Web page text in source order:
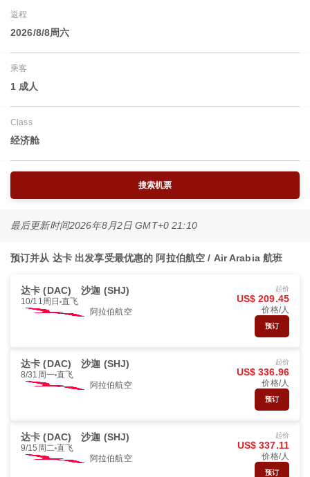
返程
2026/8/8周六
乘客
1 成人
Class
经济舱
搜索机票
最后更新时间2026年8月2日 GMT+0 21:10
预订并从 达卡 出发享受最优惠的 阿拉伯航空 / Air Arabia 航班
达卡 (DAC) 沙迦 (SHJ)
10/11周日 直飞
阿拉伯航空
起价
US$ 209.45
价格/人
预订
达卡 (DAC) 沙迦 (SHJ)
8/31周一 直飞
阿拉伯航空
起价
US$ 336.96
价格/人
预订
达卡 (DAC) 沙迦 (SHJ)
9/15周二 直飞
阿拉伯航空
起价
US$ 337.11
价格/人
预订